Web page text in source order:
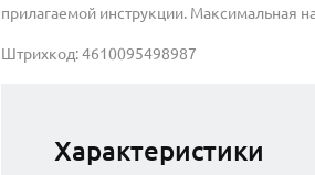
прилагаемой инструкции. Максимальная
Штрихкод: 4610095498987
Характеристики